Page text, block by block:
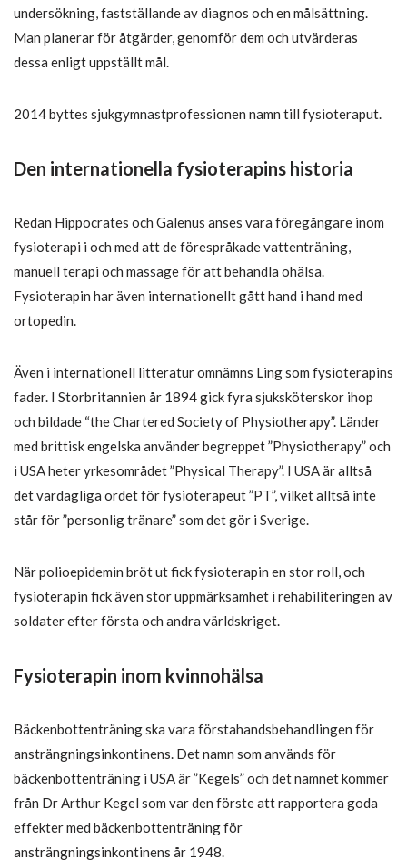
undersökning, fastställande av diagnos och en målsättning.
Man planerar för åtgärder, genomför dem och utvärderas
dessa enligt uppställt mål.
2014 byttes sjukgymnastprofessionen namn till fysioteraput.
Den internationella fysioterapins historia
Redan Hippocrates och Galenus anses vara föregångare inom
fysioterapi i och med att de förespråkade vattenträning,
manuell terapi och massage för att behandla ohälsa.
Fysioterapin har även internationellt gått hand i hand med
ortopedin.
Även i internationell litteratur omnämns Ling som fysioterapins
fader. I Storbritannien år 1894 gick fyra sjuksköterskor ihop
och bildade “the Chartered Society of Physiotherapy”. Länder
med brittisk engelska använder begreppet ”Physiotherapy” och
i USA heter yrkesområdet ”Physical Therapy”. I USA är alltså
det vardagliga ordet för fysioterapeut ”PT”, vilket alltså inte
står för ”personlig tränare” som det gör i Sverige.
När polioepidemin bröt ut fick fysioterapin en stor roll, och
fysioterapin fick även stor uppmärksamhet i rehabiliteringen av
soldater efter första och andra världskriget.
Fysioterapin inom kvinnohälsa
Bäckenbottenträning ska vara förstahandsbehandlingen för
ansträngningsinkontinens. Det namn som används för
bäckenbottenträning i USA är ”Kegels” och det namnet kommer
från Dr Arthur Kegel som var den förste att rapportera goda
effekter med bäckenbottenträning för
ansträngningsinkontinens år 1948.